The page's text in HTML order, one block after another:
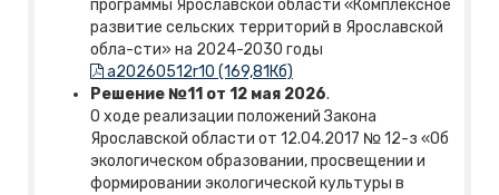
программы Ярославской области «Комплексное
развитие сельских территорий в Ярославской
обла-сти» на 2024-2030 годы
a20260512r10 (169,81Кб)
Решение №11 от 12 мая 2026.
О ходе реализации положений Закона
Ярославской области от 12.04.2017 № 12-з «Об
экологическом образовании, просвещении и
формировании экологической культуры в